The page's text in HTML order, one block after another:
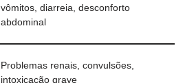
vômitos, diarreia, desconforto
abdominal
Problemas renais, convulsões,
intoxicação grave